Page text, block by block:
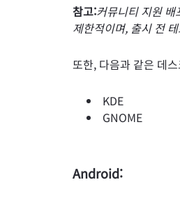
참고:커뮤니티 지원
제한적이며, 출시 전
또한, 다음과 같은 데
KDE
GNOME
Android: